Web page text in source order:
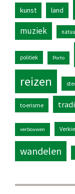
kunst land
muziek
politiek Porto
reizen
toerisme
verbouwen
wandelen